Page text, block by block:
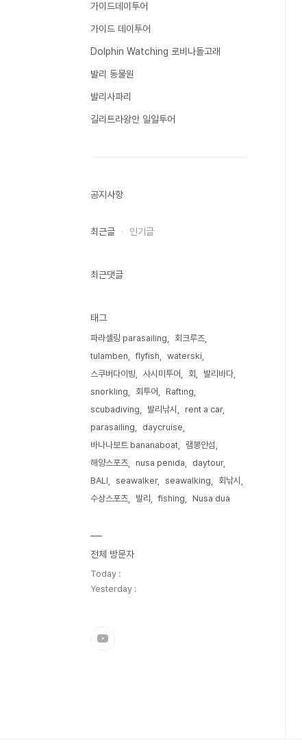
가이드데이투어
가이드 데이투어
Dolphin Watching 로비나돌고래
발리 동물원
발리사파리
길리트라왕안 일일투어
공지사항
최근글 인기글
최근댓글
태그
파라셀링 parasailing
회크루즈
tulamben
flyfish
waterski
스쿠버다이빙
사시미투어 회
발리바다
snorkling
회투어
Rafting
scubadiving
발리낚시
rent a car
parasailing
daycruise
바나나보트 bananaboat
램봉안섬
해양스포츠
nusa penida
daytour
BALI
seawalker seawalking
회낚시
수상스포츠
발리 fishing Nusa dua
전체 방문자
Today :
Yesterday :